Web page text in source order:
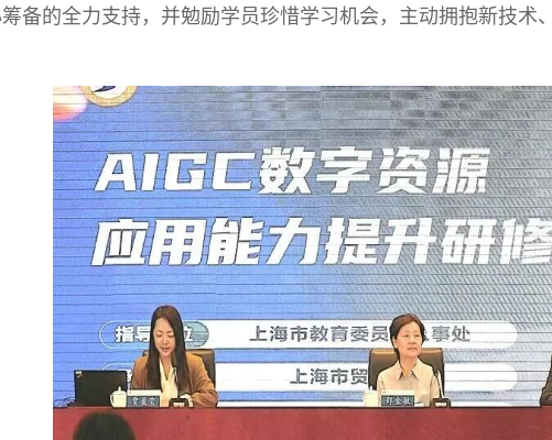
备的全力支持，并勉励学员珍惜学习机会，主动拥抱新技